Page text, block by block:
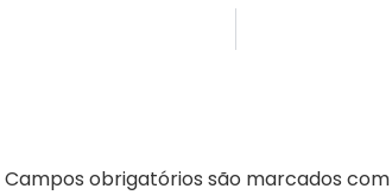
Campos obrigatórios são marcados com